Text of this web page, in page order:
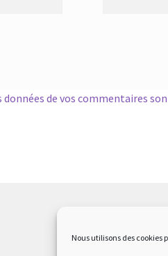
Nous utilisons des cookies
données de vos commentaires